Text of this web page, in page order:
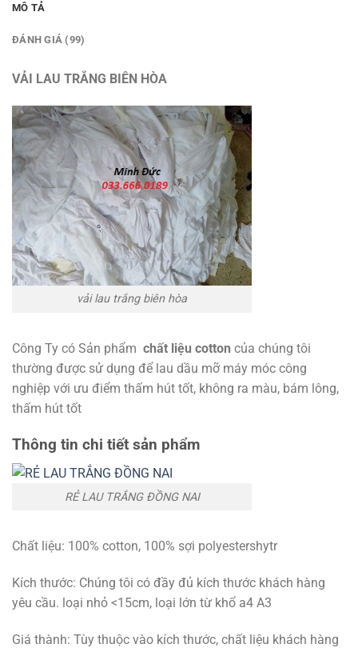
MÔ TẢ
ĐÁNH GIÁ (99)
VẢI LAU TRẮNG BIÊN HÒA
vải lau trắng biên hòa
Công Ty có Sản phẩm chất liệu cotton của chúng tôi
thường được sử dụng để lau dầu mỡ máy móc công
nghiệp với ưu điểm thấm hút tốt, không ra màu, bám lông,
thấm hút tốt
Thông tin chi tiết sản phẩm
RẺ LAU TRẮNG ĐỒNG NAI
Chất liệu: 100% cotton, 100% sợi polyestershytr
Kích thước: Chúng tôi có đầy đủ kích thước khách hàng
yêu cầu. loại nhỏ <15cm, loại lớn từ khổ a4 A3
Giá thành: Tùy thuộc vào kích thước, chất liệu khách hàng